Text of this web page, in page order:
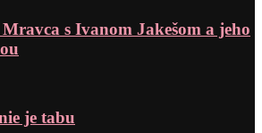
s Ivanom Jakešom a jeho
je tabu